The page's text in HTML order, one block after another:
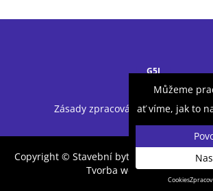
Můžeme
ať víme, jak to
Cookies
G5I
Zásady zpracování ochrany
Copyright © Stavební bytové družstvo
Tvorba webuUVM